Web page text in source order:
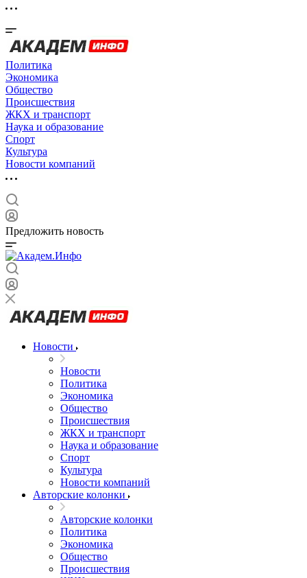
Политика
Экономика
Общество
Происшествия
ЖКХ и транспорт
Наука и образование
Спорт
Культура
Новости компаний
Предложить новость
Новости
Новости
Политика
Экономика
Общество
Происшествия
ЖКХ и транспорт
Наука и образование
Спорт
Культура
Новости компаний
Авторские колонки
Авторские колонки
Политика
Экономика
Общество
Происшествия